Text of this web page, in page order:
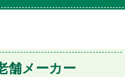
舗メーカー